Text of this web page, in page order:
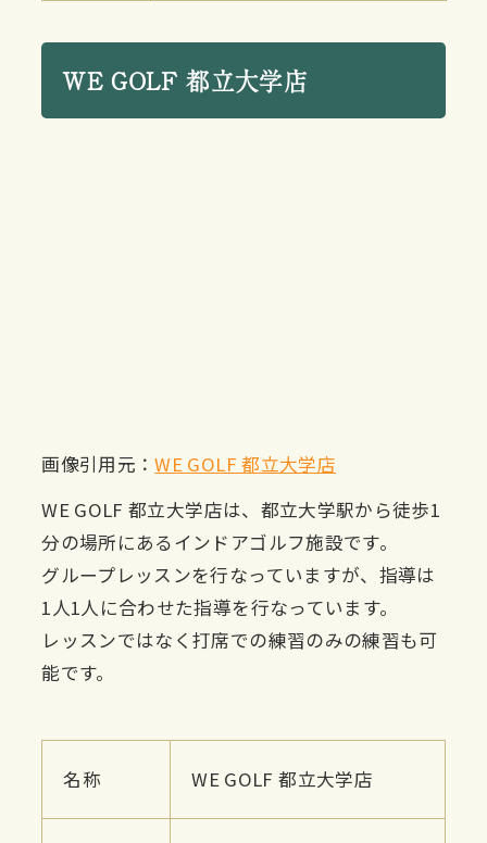
WE GOLF 都立大学店
画像引用元：WE GOLF 都立大学店
WE GOLF 都立大学店は、都立大学駅から徒歩1
分の場所にあるインドアゴルフ施設です。
グループレッスンを行なっていますが、指導は
1人1人に合わせた指導を行なっています。
レッスンではなく打席での練習のみの練習も可
能です。
名称 WE GOLF 都立大学店